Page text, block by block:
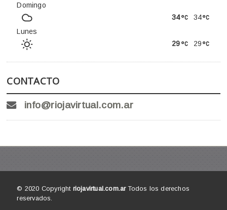
Domingo
34
34
Lunes
29
29
CONTACTO
info@riojavirtual.com.ar
© 2020 Copyright riojavirtual.com.arTodos los derechos
reservados.